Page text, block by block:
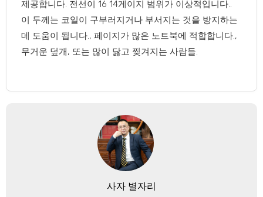
제공합니다. 전선이 16 14게이지 범위가 이상적입니다..
이 두께는 코일이 구부러지거나 부서지는 것을 방지하는
데 도움이 됩니다., 페이지가 많은 노트북에 적합합니다.,
무거운 덮개, 또는 많이 닳고 찢겨지는 사람들.
사자 별자리